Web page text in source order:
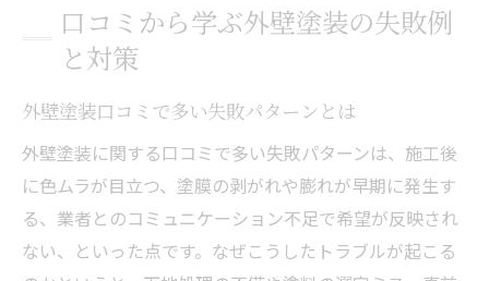
口コミから学ぶ外壁塗装の失敗例
と対策
外壁塗装口コミで多い失敗パターンとは
外壁塗装に関する口コミで多い失敗パターンは、施工後
に色ムラが目立つ、塗膜の剥がれや膨れが早期に発生す
る、業者とのコミュニケーション不足で希望が反映され
ない、といった点です。なぜこうしたトラブルが起こる